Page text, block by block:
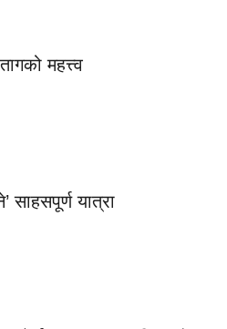
महत्त्व
साहसपूर्ण यात्रा